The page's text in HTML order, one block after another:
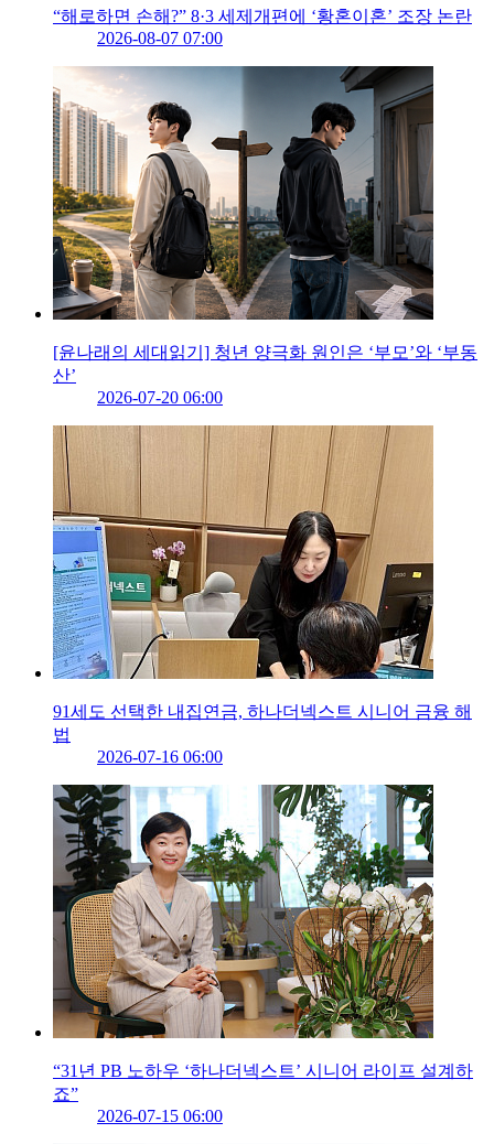
“해로하면 손해?” 8·3 세제개편에 ‘황혼이혼’ 조장 논란
2026-08-07 07:00
[윤나래의 세대읽기] 청년 양극화 원인은 ‘부모’와 ‘부동
산’
2026-07-20 06:00
91세도 선택한 내집연금, 하나더넥스트 시니어 금융 해
법
2026-07-16 06:00
“31년 PB 노하우 ‘하나더넥스트’ 시니어 라이프 설계하
죠”
2026-07-15 06:00